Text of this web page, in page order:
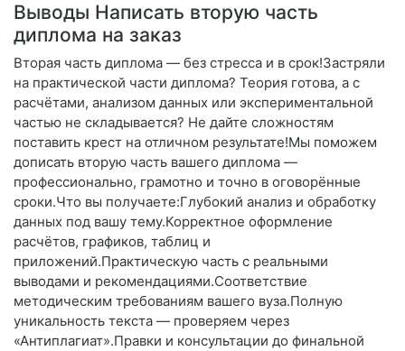
Выводы Написать вторую часть
диплома на заказ
Вторая часть диплома — без стресса и в срок!Застряли
на практической части диплома? Теория готова, а с
расчётами, анализом данных или экспериментальной
частью не складывается? Не дайте сложностям
поставить крест на отличном результате!Мы поможем
дописать вторую часть вашего диплома —
профессионально, грамотно и точно в оговорённые
сроки.Что вы получаете:Глубокий анализ и обработку
данных под вашу тему.Корректное оформление
расчётов, графиков, таблиц и
приложений.Практическую часть с реальными
выводами и рекомендациями.Соответствие
методическим требованиям вашего вуза.Полную
уникальность текста — проверяем через
«Антиплагиат».Правки и консультации до финальной